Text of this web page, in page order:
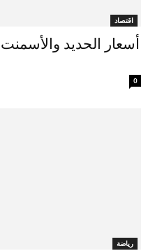
اقتصاد
0
رياضة